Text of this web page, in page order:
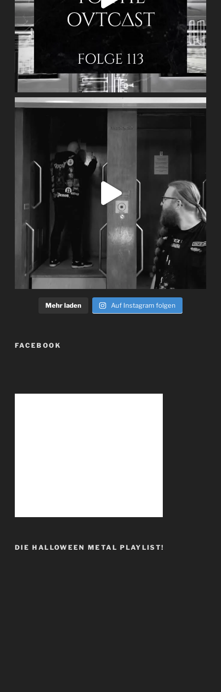
Mehr laden Auf Instagram folgen
FACEBOOK
DIE HALLOWEEN METAL PLAYLIST!